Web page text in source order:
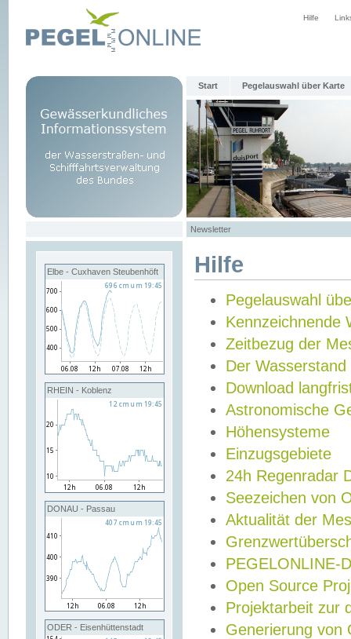
Hilfe
Start Pegelauswahl über Karte
Newsletter
Elbe - Cuxhaven Steubenhöft
RHEIN - Koblenz
DONAU - Passau
ODER - Eisenhüttenstadt
Hilfe
Pegelauswahl
Kennzeichnende
Zeitbezug der
Der Wasserstand
Download
Astronomische
Höhensysteme
Einzugsgebiete
24h Regenradar
Seezeichen von
Aktualität der
PEGELONLINE-
Open Source
Projektarbeit zur
Generierung von